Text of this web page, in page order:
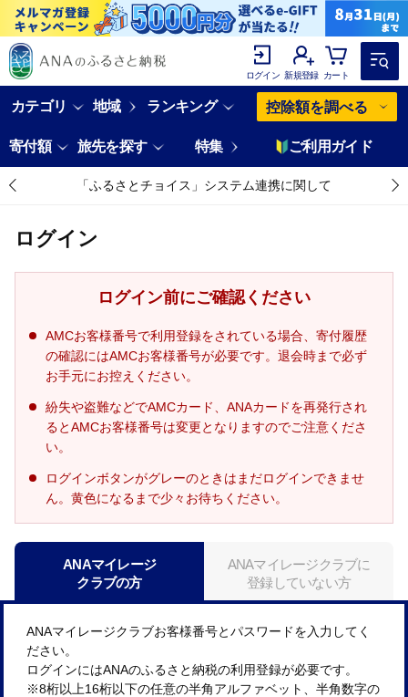
ログイン 新規登録 カート
カテゴリ 地域 ランキング 控除額を調べる
寄付額 旅先を探す 特集 ご利用ガイド
「ふるさとチョイス」システム連携に関して
ログイン
ログイン前にご確認ください
AMCお客様番号で利用登録をされている場合、寄付履歴
の確認にはAMCお客様番号が必要です。退会時まで必ず
お手元にお控えください。
紛失や盗難などでAMCカード、ANAカードを再発行され
るとAMCお客様番号は変更となりますのでご注意くださ
い。
ログインボタンがグレーのときはまだログインできませ
ん。黄色になるまで少々お待ちください。
ANAマイレージ
クラブの方
ANAマイレージクラブに
登録していない方
ANAマイレージクラブお客様番号とパスワードを入力してく
ださい。
ログインにはANAのふるさと納税の利用登録が必要です。
※8桁以上16桁以下の任意の半角アルファベット、半角数字の